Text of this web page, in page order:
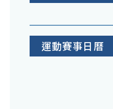
運動賽事日曆